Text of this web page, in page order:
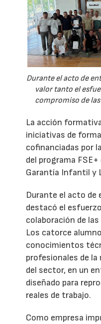
Durante el acto de
valor tanto el
compromiso de
La acción
iniciativas de
cofinanciadas por
del programa
Garantía Infantil y
Durante el acto de
destacó el
colaboración de
Los catorce
conocimientos
profesionales de
del sector, en un
diseñado para
reales de trabajo.
Como empresa